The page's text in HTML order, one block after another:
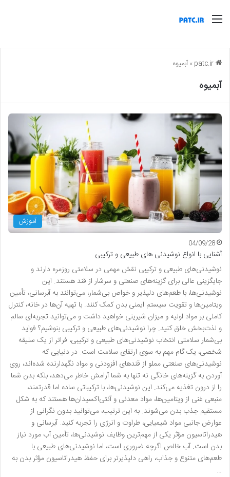
منو
»آبمیوه
آبمیوه
آموزش
04/09/28
آشنایی با انواع نوشیدنی های طبیعی و ترکیبی
نوشیدنی‌های طبیعی و ترکیبی نقش مهمی در سلامتی روزمره دارند و
جایگزینی عالی برای گزینه‌های صنعتی و سرشار از قند هستند. این
نوشیدنی‌ها، با طعم‌های دلپذیر و خواص بی‌شمار، می‌توانند به آبرسانی، تأمین
ویتامین‌ها و تقویت سیستم ایمنی بدن کمک کنند. با تهیه آن‌ها در خانه، کنترل
کاملی بر مواد اولیه و میزان شیرینی خواهید داشت و می‌توانید تجربه‌ای سالم
و لذت‌بخش خلق کنید. چرا نوشیدنی‌های طبیعی و ترکیبی بنوشیم؟ فواید
بی‌شمار سلامتی انتخاب نوشیدنی‌های طبیعی و ترکیبی، فراتر از یک سلیقه
شخصی، یک گام مهم به سوی ارتقای سلامت است. در دنیایی که
نوشیدنی‌های صنعتی مملو از قندهای افزودنی و مواد نگهدارنده شده‌اند، روی
آوردن به گزینه‌های خانگی نه تنها به شما آرامش خاطر می‌دهد، بلکه بدن شما
را از درون تغذیه می‌کند. این نوشیدنی‌ها، با ترکیباتی ساده اما قدرتمند،
منبعی غنی از ویتامین‌ها، مواد معدنی و آنتی‌اکسیدان‌ها هستند که به شکل
مستقیم جذب بدن می‌شوند. به این ترتیب، می‌توانید بدون نگرانی از
عوارض جانبی مواد شیمیایی، طراوت و انرژی را تجربه کنید. آبرسانی و
هیدراتاسیون مؤثر یکی از مهم‌ترین وظایف نوشیدنی‌ها، تأمین آب مورد نیاز
بدن است. آب خالص اگرچه ضروری است، اما نوشیدنی‌های طبیعی با
طعم‌های متنوع و جذاب، راهی دلپذیرتر برای حفظ هیدراتاسیون مؤثر بدن به
…